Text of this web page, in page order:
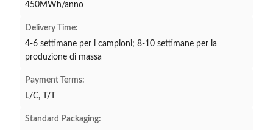
450MWh/anno
Delivery Time:
4-6 settimane per i campioni; 8-10 settimane per la
produzione di massa
Payment Terms:
L/C, T/T
Standard Packaging: